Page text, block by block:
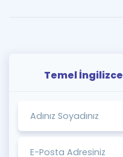
Temel İngilizce